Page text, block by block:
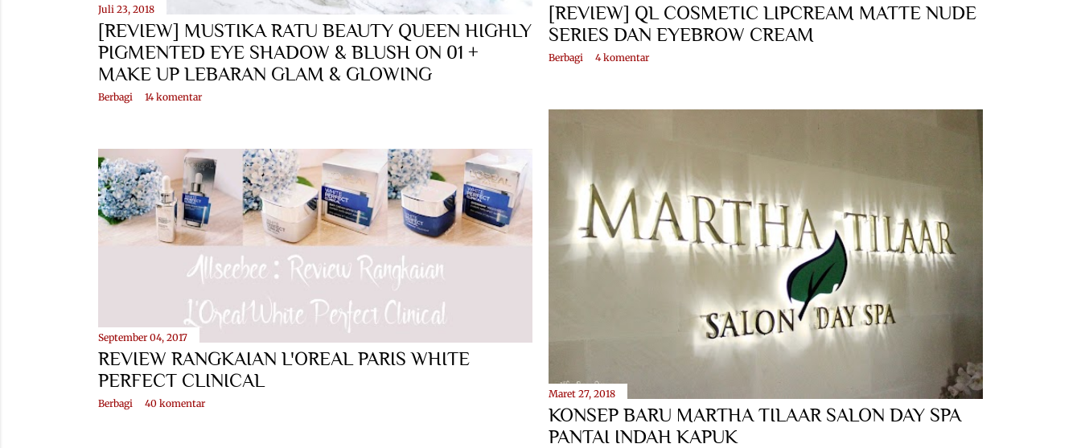
Juli 23, 2018
[REVIEW] MUSTIKA RATU BEAUTY QUEEN HIGHLY
PIGMENTED EYE SHADOW & BLUSH ON 01 +
MAKE UP LEBARAN GLAM & GLOWING
Berbagi 14 komentar
[REVIEW] QL COSMETIC LIPCREAM MATTE NUDE
SERIES DAN EYEBROW CREAM
Berbagi 4 komentar
Maret 27, 2018
KONSEP BARU MARTHA TILAAR SALON DAY SPA
PANTAI INDAH KAPUK
September 04, 2017
REVIEW RANGKAIAN L'OREAL PARIS WHITE
PERFECT CLINICAL
Berbagi 40 komentar